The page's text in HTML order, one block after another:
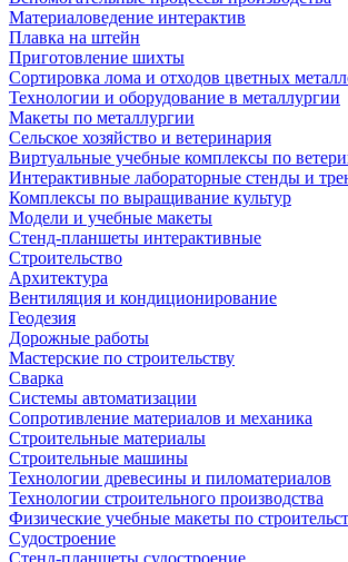
Материаловедение интерактив
Плавка на штейн
Приготовление шихты
Сортировка лома и отходов цветных
Технологии и оборудование в металлургии
Макеты по металлургии
Сельское хозяйство и ветеринария
Виртуальные учебные комплексы по
Интерактивные лабораторные стенды и
Комплексы по выращивание культур
Модели и учебные макеты
Стенд-планшеты интерактивные
Строительство
Архитектура
Вентиляция и кондиционирование
Геодезия
Дорожные работы
Мастерские по строительству
Сварка
Системы автоматизации
Сопротивление материалов и механика
Строительные материалы
Строительные машины
Технологии древесины и пиломатериалов
Технологии строительного производства
Физические учебные макеты по
Судостроение
Стенд-планшеты судостроение